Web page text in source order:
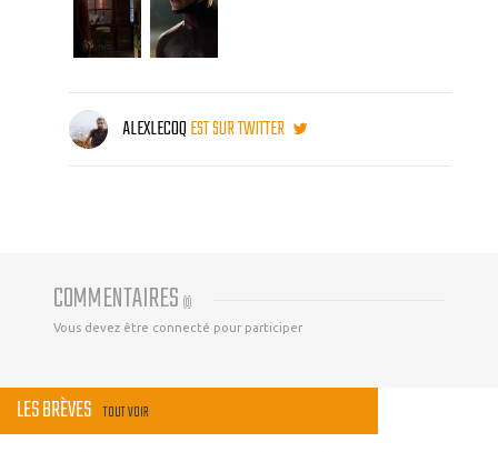
ALEXLECOQEST SUR TWITTER
COMMENTAIRES (0)
Vous devez être connecté pour participer
LES BRÈVES TOUT VOIR